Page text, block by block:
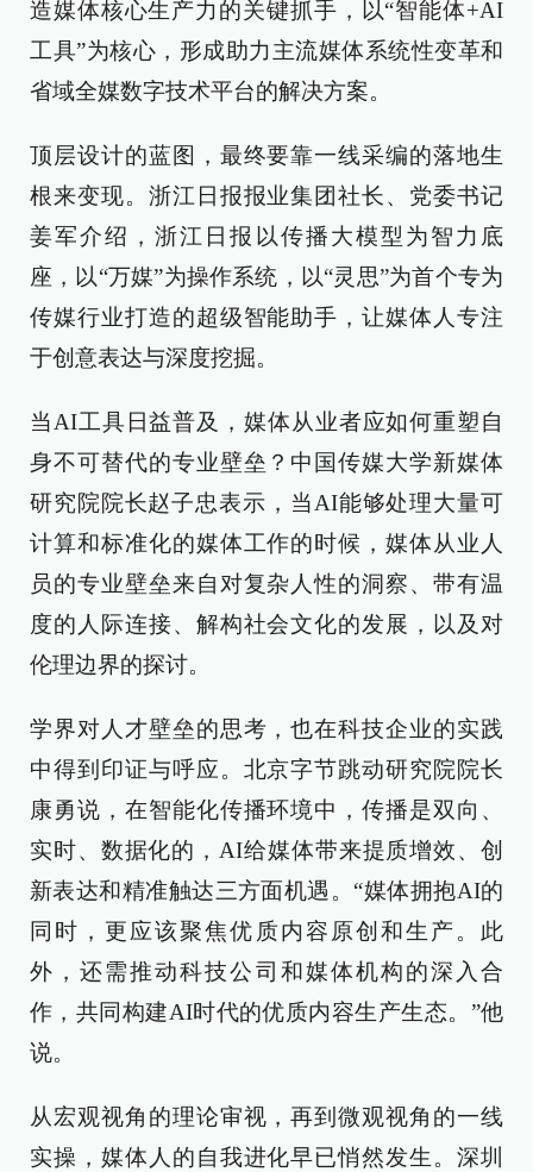
造媒体核心生产力的关键抓手，以“智能体+AI
工具”为核心，形成助力主流媒体系统性变革和
省域全媒数字技术平台的解决方案。
顶层设计的蓝图，最终要靠一线采编的落地生
根来变现。浙江日报报业集团社长、党委书记
姜军介绍，浙江日报以传播大模型为智力底
座，以“万媒”为操作系统，以“灵思”为首个专为
传媒行业打造的超级智能助手，让媒体人专注
于创意表达与深度挖掘。
当AI工具日益普及，媒体从业者应如何重塑自
身不可替代的专业壁垒？中国传媒大学新媒体
研究院院长赵子忠表示，当AI能够处理大量可
计算和标准化的媒体工作的时候，媒体从业人
员的专业壁垒来自对复杂人性的洞察、带有温
度的人际连接、解构社会文化的发展，以及对
伦理边界的探讨。
学界对人才壁垒的思考，也在科技企业的实践
中得到印证与呼应。北京字节跳动研究院院长
康勇说，在智能化传播环境中，传播是双向、
实时、数据化的，AI给媒体带来提质增效、创
新表达和精准触达三方面机遇。“媒体拥抱AI的
同时，更应该聚焦优质内容原创和生产。此
外，还需推动科技公司和媒体机构的深入合
作，共同构建AI时代的优质内容生产生态。”他
说。
从宏观视角的理论审视，再到微观视角的一线
实操，媒体人的自我进化早已悄然发生。深圳